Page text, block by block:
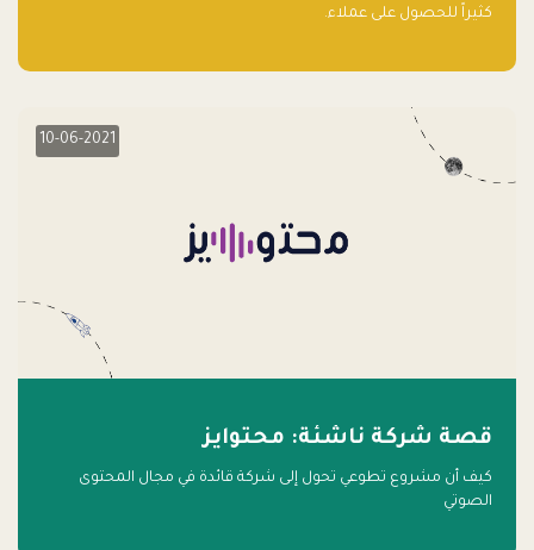
كثيراً للحصول على عملاء.
10-06-2021
قصة شركة ناشئة: محتوايز
كيف أن مشروع تطوعي تحول إلى شركة قائدة في مجال المحتوى
الصوتي